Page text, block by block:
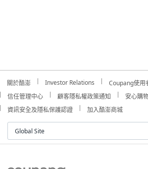
關於酷澎 Investor Relations Coupang使用
信任管理中心
顧客隱私權政策通知 安心購
資訊安全及隱私保護認證
加入酷澎商城
Global Site